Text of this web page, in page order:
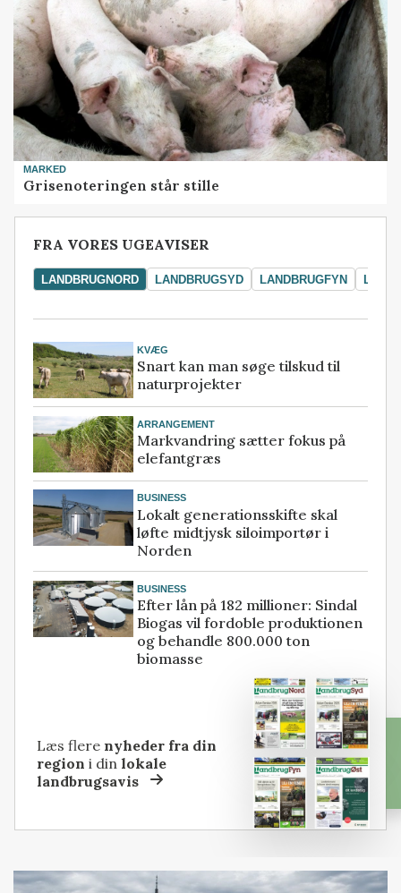
MARKED
Grisenoteringen står stille
FRA VORES UGEAVISER
LANDBRUGNORD LANDBRUGSYD LANDBRUGFYN
KVÆG
Snart kan man søge tilskud til
naturprojekter
ARRANGEMENT
Markvandring sætter fokus på
elefantgræs
BUSINESS
Lokalt generationsskifte skal
løfte midtjysk siloimportør i
Norden
BUSINESS
Efter lån på 182 millioner: Sindal
Biogas vil fordoble produktionen
og behandle 800.000 ton
biomasse
Læs flere nyheder fra din
region i dinlokale
landbrugsavis